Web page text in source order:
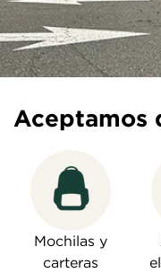
Aceptamos
Mochilas y
carteras